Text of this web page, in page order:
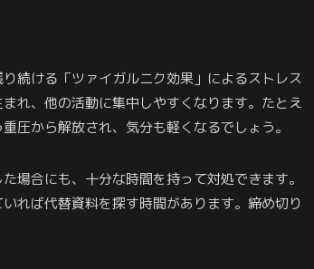
続ける「ツァイガルニク効果」によるストレス
れ、他の活動に集中しやすくなります。たとえ
圧から解放され、気分も軽くなるでしょう。
場合にも、十分な時間を持って対処できます。
れば代替資料を探す時間があります。締め切り